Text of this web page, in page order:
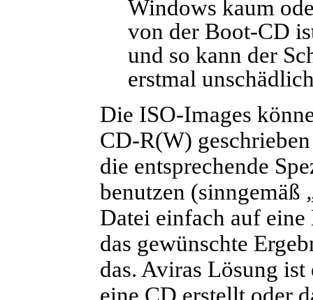
Windows kaum
von der Boot-CD
und so kann der
erstmal
Die ISO-Images
CD-R(W)
die entsprechende
benutzen (sinngemäß
Datei einfach auf
das gewünschte
das. Aviras Lösung